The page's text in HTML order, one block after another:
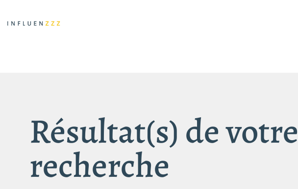
Résultat(s) de votre
recherche